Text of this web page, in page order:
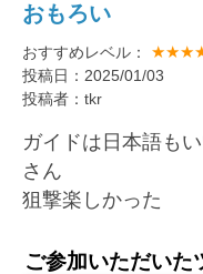
おもろい
おすすめレベル：
投稿日：2025/01/03
投稿者：tkr
ガイドは日本語も
さん
狙撃楽しかった
ご参加いただいた